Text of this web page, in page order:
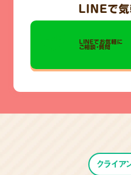
LINEで
LINEでお気軽に
ご相談・質問
クライア